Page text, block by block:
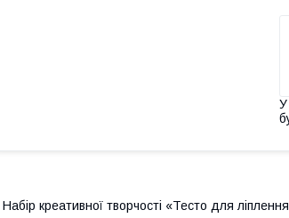
У
Набір креативної творчості «Тесто для